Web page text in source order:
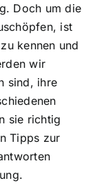
Doch um die
ist
kennen und
wir
sind, ihre
sie richtig
Tipps zur